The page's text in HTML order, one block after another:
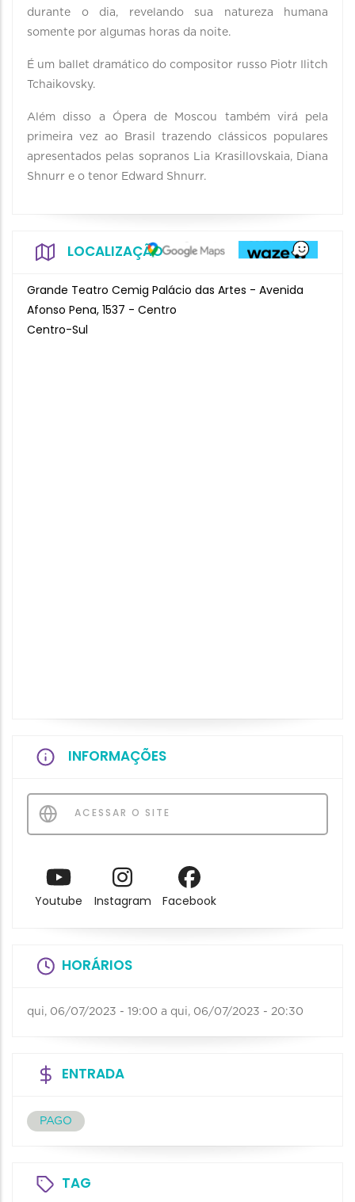
durante o dia, revelando sua natureza humana
somente por algumas horas da noite.
É um ballet dramático do compositor russo Piotr Ilitch
Tchaikovsky.
Além disso a Ópera de Moscou também virá pela
primeira vez ao Brasil trazendo clássicos populares
apresentados pelas sopranos Lia Krasillovskaia, Diana
Shnurr e o tenor Edward Shnurr.
LOCALIZAÇÃO
Grande Teatro Cemig Palácio das Artes - Avenida
Afonso Pena, 1537 - Centro
Centro-Sul
INFORMAÇÕES
ACESSAR O SITE
Youtube Instagram Facebook
HORÁRIOS
qui, 06/07/2023 - 19:00 a qui, 06/07/2023 - 20:30
ENTRADA
PAGO
TAG